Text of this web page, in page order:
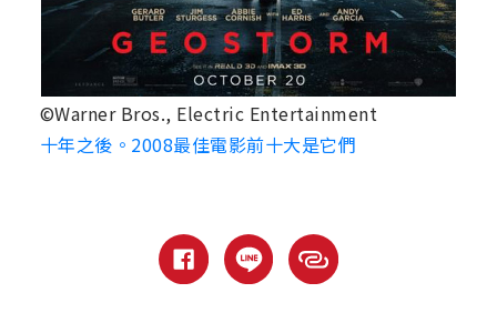
©Warner Bros., Electric Entertainment
十年之後。2008最佳電影前十大是它們